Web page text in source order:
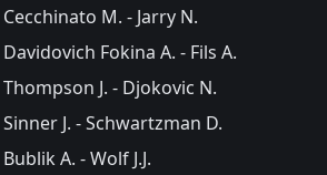
Cecchinato M. - Jarry N.
Davidovich Fokina A. - Fils A.
Thompson J. - Djokovic N.
Sinner J. - Schwartzman D.
Bublik A. - Wolf J.J.